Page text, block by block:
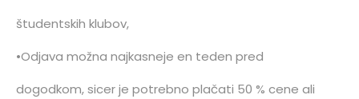
študentskih klubov,
•Odjava možna najkasneje en teden pred
dogodkom, sicer je potrebno plačati 50 % cene ali